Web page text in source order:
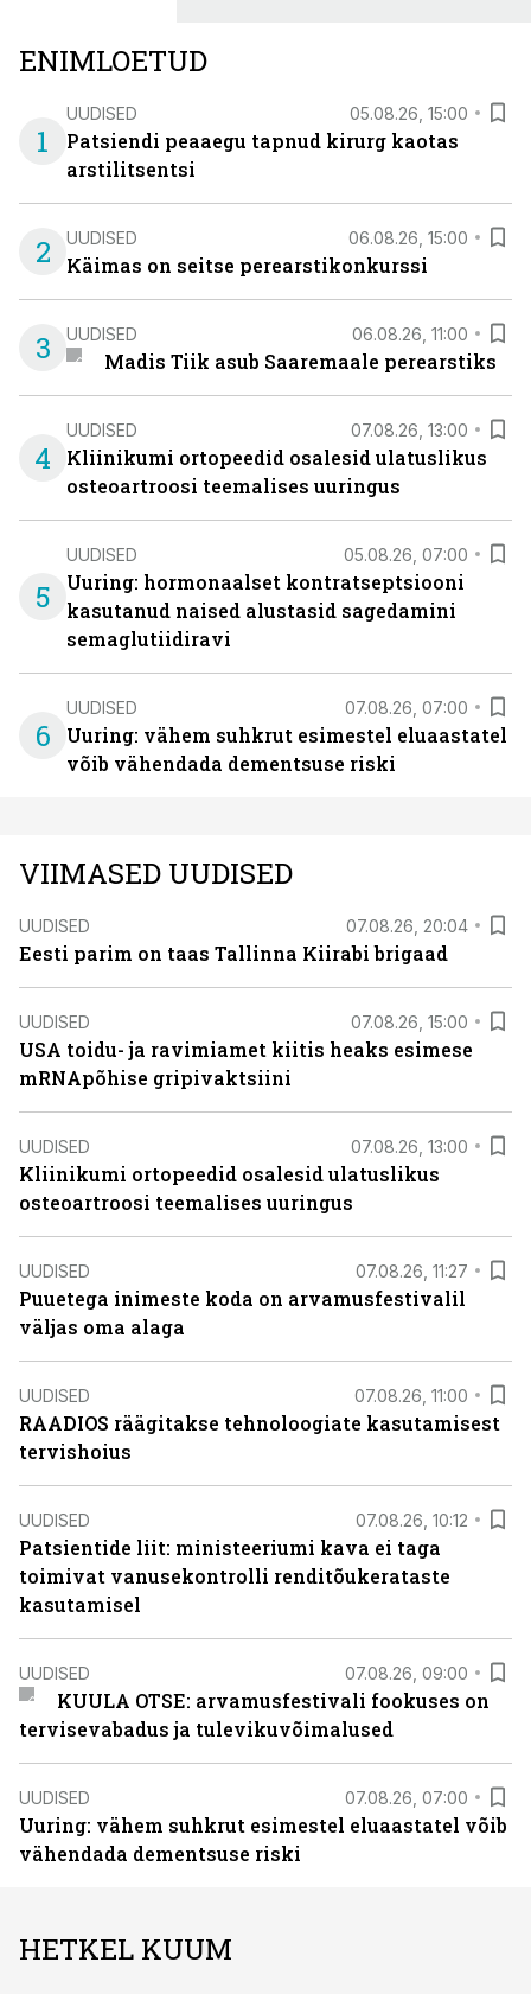
ENIMLOETUD
1
UUDISED 05.08.26, 15:00
Patsiendi peaaegu tapnud kirurg kaotas
arstilitsentsi
2 UUDISED 06.08.26, 15:00
Käimas on seitse perearstikonkurssi
3 UUDISED 06.08.26, 11:00
Madis Tiik asub Saaremaale perearstiks
4
UUDISED 07.08.26, 13:00
Kliinikumi ortopeedid osalesid ulatuslikus
osteoartroosi teemalises uuringus
5
UUDISED 05.08.26, 07:00
Uuring: hormonaalset kontratseptsiooni
kasutanud naised alustasid sagedamini
semaglutiidiravi
6
UUDISED 07.08.26, 07:00
Uuring: vähem suhkrut esimestel eluaastatel
võib vähendada dementsuse riski
VIIMASED UUDISED
UUDISED 07.08.26, 20:04
Eesti parim on taas Tallinna Kiirabi brigaad
UUDISED 07.08.26, 15:00
USA toidu- ja ravimiamet kiitis heaks esimese
mRNApõhise gripivaktsiini
UUDISED 07.08.26, 13:00
Kliinikumi ortopeedid osalesid ulatuslikus
osteoartroosi teemalises uuringus
UUDISED 07.08.26, 11:27
Puuetega inimeste koda on arvamusfestivalil
väljas oma alaga
UUDISED 07.08.26, 11:00
RAADIOS räägitakse tehnoloogiate kasutamisest
tervishoius
UUDISED 07.08.26, 10:12
Patsientide liit: ministeeriumi kava ei taga
toimivat vanusekontrolli renditõukerataste
kasutamisel
UUDISED 07.08.26, 09:00
KUULA OTSE: arvamusfestivali fookuses on
tervisevabadus ja tulevikuvõimalused
UUDISED 07.08.26, 07:00
Uuring: vähem suhkrut esimestel eluaastatel võib
vähendada dementsuse riski
HETKEL KUUM